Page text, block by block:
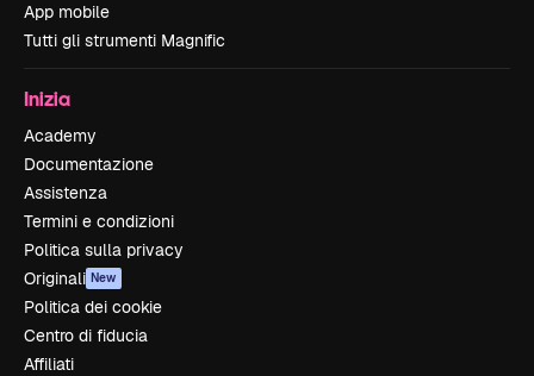
App mobile
Tutti gli strumenti Magnific
Inizia
Academy
Documentazione
Assistenza
Termini e condizioni
Politica sulla privacy
Originali New
Politica dei cookie
Centro di fiducia
Affiliati